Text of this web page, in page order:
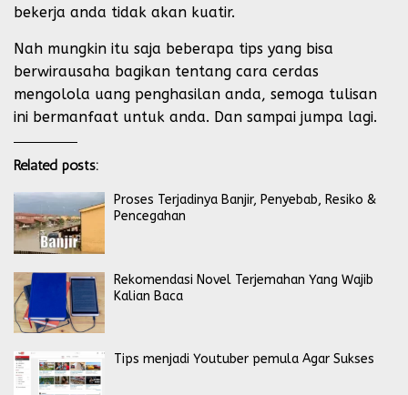
bekerja anda tidak akan kuatir.
Nah mungkin itu saja beberapa tips yang bisa
berwirausaha bagikan tentang cara cerdas
mengolola uang penghasilan anda, semoga tulisan
ini bermanfaat untuk anda. Dan sampai jumpa lagi.
Related posts:
Proses Terjadinya Banjir, Penyebab, Resiko &
Pencegahan
Rekomendasi Novel Terjemahan Yang Wajib
Kalian Baca
Tips menjadi Youtuber pemula Agar Sukses